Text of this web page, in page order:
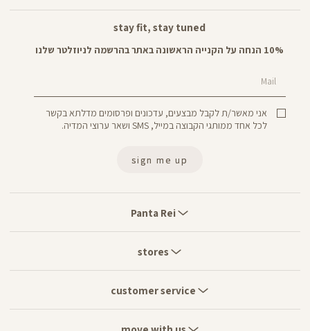
Rei
Panta Rei
stores
with
service
customer service
stay fit, stay tuned
10% הנחה על הקנייה הראשונה באתר בהרשמה לניוזלטר שלנו
Mail
אני מאשר/ת לקבל מבצעים, עדכונים ופרסומים מדלתא בקשר
לכל אחד ממותגי הקבוצה במייל, SMS ושאר ערוצי המדיה.
sign me up